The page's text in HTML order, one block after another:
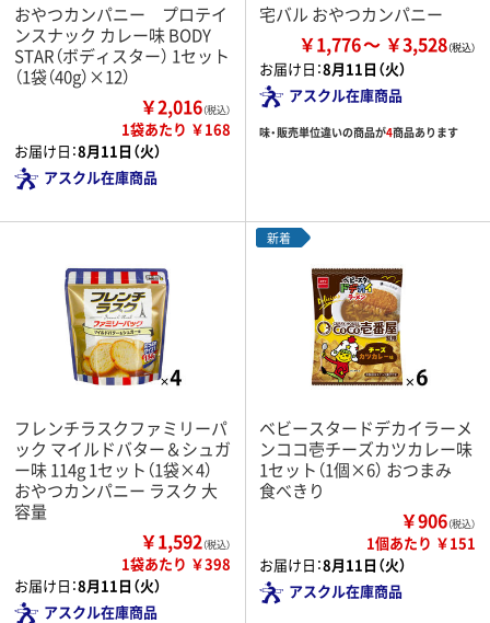
おやつカンパニー プロテイ
ンスナック カレー味 BODY
STAR（ボディスター） 1セット
（1袋（40g）×12）
￥2,016（税込）
1袋あたり ￥168
お届け日：8月11日（火）
アスクル在庫商品
宅バル おやつカンパニー
￥1,776 ￥3,528
お届け日：8月11日（火）
アスクル在庫商品
味・販売単位違いの商品が4商品あります
フレンチラスクファミリーパ
ック マイルドバター＆シュガ
ー味 114g 1セット（1袋×4）
おやつカンパニー ラスク 大
容量
￥1,592（税込）
1袋あたり ￥398
お届け日：8月11日（火）
アスクル在庫商品
新着
ベビースタードデカイラーメ
ンココ壱チーズカツカレー味
1セット（1個×6） おつまみ
食べきり
￥906（税込）
1個あたり ￥151
お届け日：8月11日（火）
アスクル在庫商品